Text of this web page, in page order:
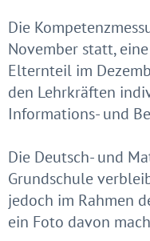
Die
November statt,
Elternteil im
den Lehrkräften
Informations- und
Die Deutsch- und
Grundschule
jedoch im Rahmen
ein Foto davon